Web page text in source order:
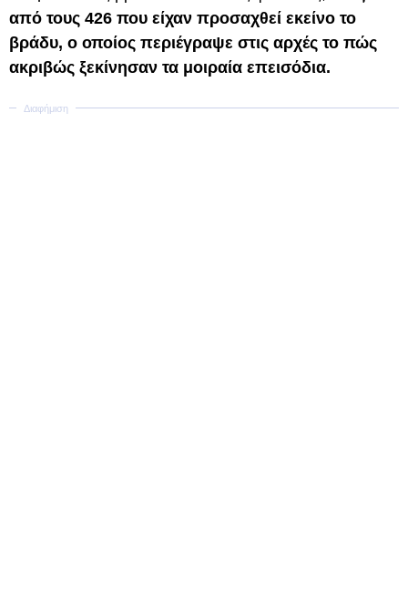
από τους 426 που είχαν προσαχθεί εκείνο το
βράδυ, ο οποίος περιέγραψε στις αρχές το πώς
ακριβώς ξεκίνησαν τα μοιραία επεισόδια.